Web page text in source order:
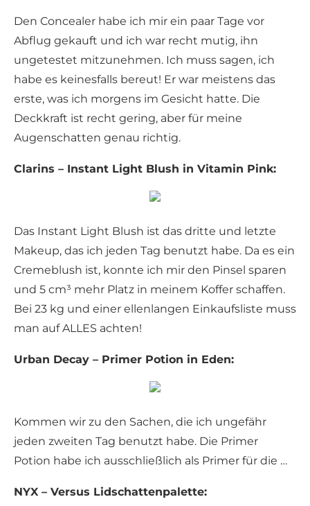
Den Concealer habe ich mir ein paar Tage vor
Abflug gekauft und ich war recht mutig, ihn
ungetestet mitzunehmen. Ich muss sagen, ich
habe es keinesfalls bereut! Er war meistens das
erste, was ich morgens im Gesicht hatte. Die
Deckkraft ist recht gering, aber für meine
Augenschatten genau richtig.
Clarins – Instant Light Blush in Vitamin Pink:
Das Instant Light Blush ist das dritte und letzte
Makeup, das ich jeden Tag benutzt habe. Da es ein
Cremeblush ist, konnte ich mir den Pinsel sparen
und 5 cm³ mehr Platz in meinem Koffer schaffen.
Bei 23 kg und einer ellenlangen Einkaufsliste muss
man auf ALLES achten!
Urban Decay – Primer Potion in Eden:
Kommen wir zu den Sachen, die ich ungefähr
jeden zweiten Tag benutzt habe. Die Primer
Potion habe ich ausschließlich als Primer für die …
NYX – Versus Lidschattenpalette: